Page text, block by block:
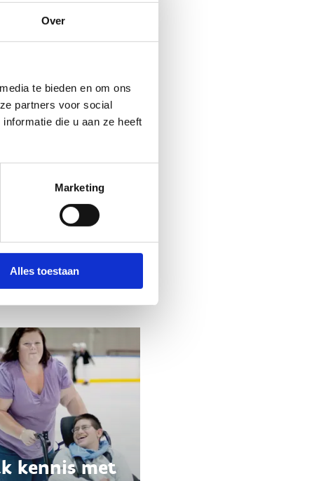
Over
te bieden en om ons
partners voor social
die u aan ze heeft
Marketing
Alles toestaan
kennis met